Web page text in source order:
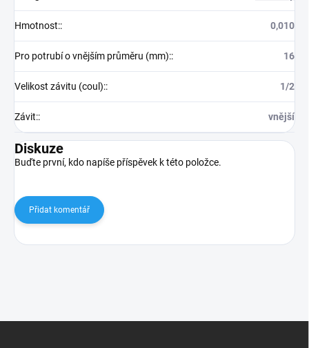
Hmotnost:: 0,010
Pro potrubí o vnějším průměru (mm):: 16
Velikost závitu (coul):: 1/2
Závit:: vnější
Diskuze
Buďte první, kdo napíše příspěvek k této položce.
Přidat komentář